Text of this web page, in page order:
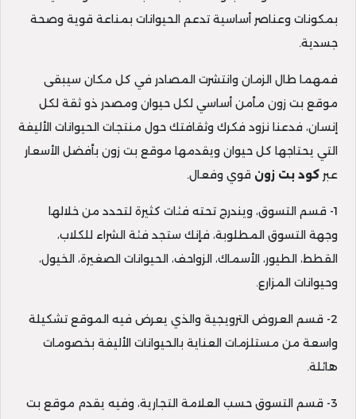
بمكونات وعناصر أساسية تدعم الحيوانات بمناعة قوية وصحة
جسدية.
فمهما طال الزمان وانتشرت المصادر في كل مكان سيبقى
موقع بت زون مأمن أساسي لكل حيوان ومصدر ذو ثقة لكل
إنسان، فدعنا نزود فكرك وثقافتك حول منتجات الحيوانات الأليفة
التي يحتاجها كل حيوان ويقدمها موقع بت زون بأفضل الأسعار
عبر كود بت زون قوي وفعال.
1- قسم التسوق، ويندرج تحته فئات كثيرة لتحدد من خلالها
وجهة التسوق المطلوبة، فإنك ستجد فئة الشراء للكلاب،
القطط، الطيور، الأسماك، الزواحف، الحيوانات الصغيرة، الخيول،
وحيوانات المزارع.
2- قسم العروض الترويجية والذي يعرض فيه الموقع تشكيلة
واسعة من مستلزمات العناية بالحيوانات الأليفة بخصومات
هائلة.
3- قسم التسوق حسب العلامة التجارية، وفيه يقدم موقع بت